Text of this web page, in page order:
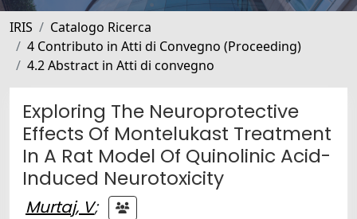
IRIS
Catalogo Ricerca
4 Contributo in Atti di Convegno (Proceeding)
4.2 Abstract in Atti di convegno
Exploring The Neuroprotective
Effects Of Montelukast Treatment
In A Rat Model Of Quinolinic Acid-
Induced Neurotoxicity
Murtaj, V;